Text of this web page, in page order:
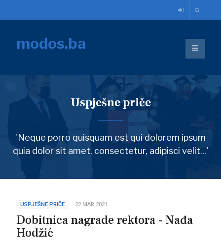
modos.ba
Uspješne priče
'Neque porro quisquam est qui dolorem ipsum
quia dolor sit amet, consectetur, adipisci velit...'
USPJEŠNE PRIČE 22.MAR.2021.
Dobitnica nagrade rektora - Nađa
Hodžić